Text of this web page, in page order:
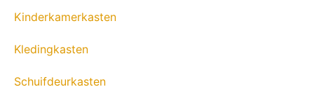
Kinderkamerkasten
Kledingkasten
Schuifdeurkasten